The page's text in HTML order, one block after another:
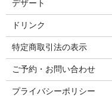
デザート
ドリンク
特定商取引法の表示
ご予約・お問い合わせ
プライバシーポリシー